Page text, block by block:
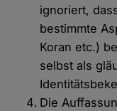
ignoriert,
bestimmte
Koran etc.)
selbst als
Die